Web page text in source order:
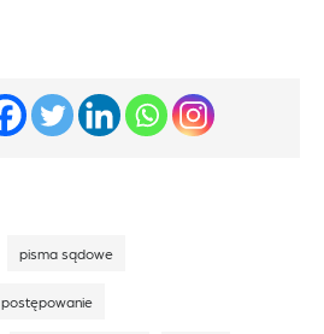
pisma sądowe
postępowanie